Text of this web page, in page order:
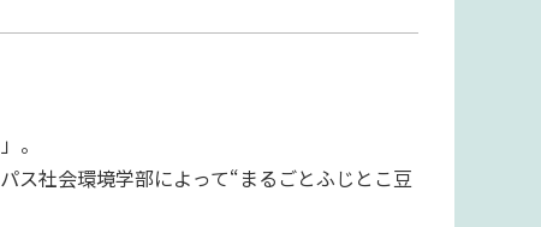
。
ス社会環境学部によって“まるごとふじとこ豆